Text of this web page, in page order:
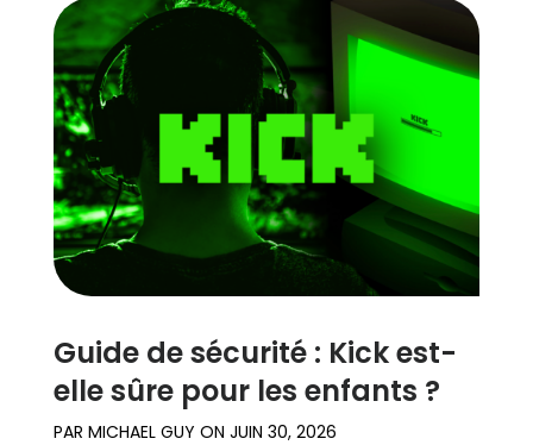
Guide de sécurité : Kick est-
elle sûre pour les enfants ?
PAR MICHAEL GUY ON JUIN 30, 2026